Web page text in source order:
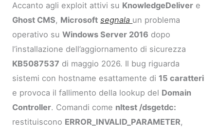
Accanto agli exploit attivi su KnowledgeDeliver e
Ghost CMS, Microsoft segnala un problema
operativo suWindows Server 2016 dopo
l’installazione dell’aggiornamento di sicurezza
KB5087537 di maggio 2026. Il bug riguarda
sistemi con hostname esattamente di 15 caratteri
e provoca il fallimento della lookup del Domain
Controller. Comandi come nltest /dsgetdc:
restituiscono ERROR_INVALID_PARAMETER,